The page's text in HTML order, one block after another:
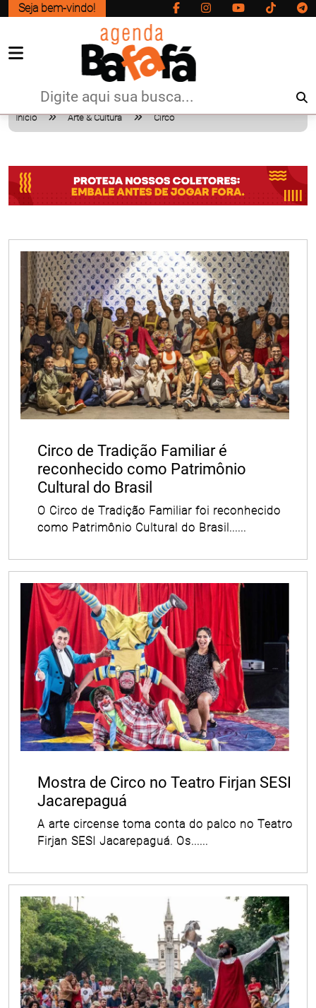
Seja bem-vindo!
Início Arte & Cultura Circo
Circo de Tradição Familiar é
reconhecido como Patrimônio
Cultural do Brasil
O Circo de Tradição Familiar foi reconhecido
como Patrimônio Cultural do Brasil......
Mostra de Circo no Teatro Firjan SESI
Jacarepaguá
A arte circense toma conta do palco no Teatro
Firjan SESI Jacarepaguá. Os......